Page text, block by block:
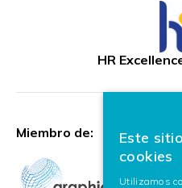
HR
Miembro de:
Este
cookies
Utilizamos